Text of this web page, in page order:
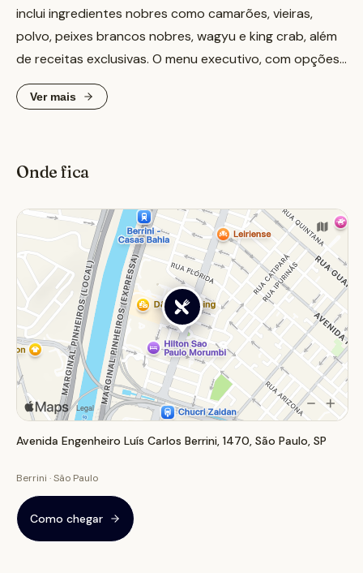
inclui ingredientes nobres como camarões, vieiras,
polvo, peixes brancos nobres, wagyu e king crab, além
de receitas exclusivas. O menu executivo, com opções
como o 'Tokio', 'Yokohama' e 'Nikkei', é ideal para
almoços de negócios, enquanto o omakase
um jantar especial ou uma celebração, com pratos que
visuais deslumbrantes.
Ver mais
Onde fica
Avenida Engenheiro Luís Carlos Berrini, 1470, São Paulo, SP
Berrini · São Paulo
Como chegar